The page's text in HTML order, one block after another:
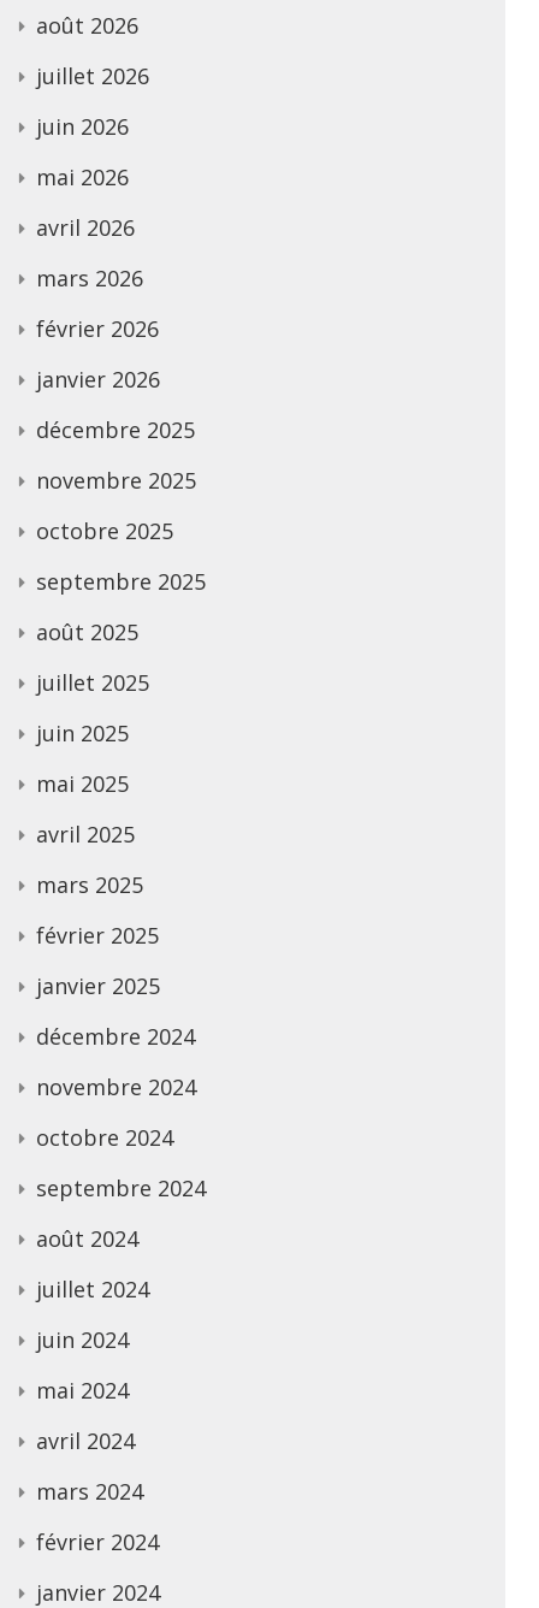
août 2026
juillet 2026
juin 2026
mai 2026
avril 2026
mars 2026
février 2026
janvier 2026
décembre 2025
novembre 2025
octobre 2025
septembre 2025
août 2025
juillet 2025
juin 2025
mai 2025
avril 2025
mars 2025
février 2025
janvier 2025
décembre 2024
novembre 2024
octobre 2024
septembre 2024
août 2024
juillet 2024
juin 2024
mai 2024
avril 2024
mars 2024
février 2024
janvier 2024